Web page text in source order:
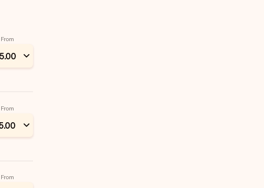
From
.00
From
.00
From